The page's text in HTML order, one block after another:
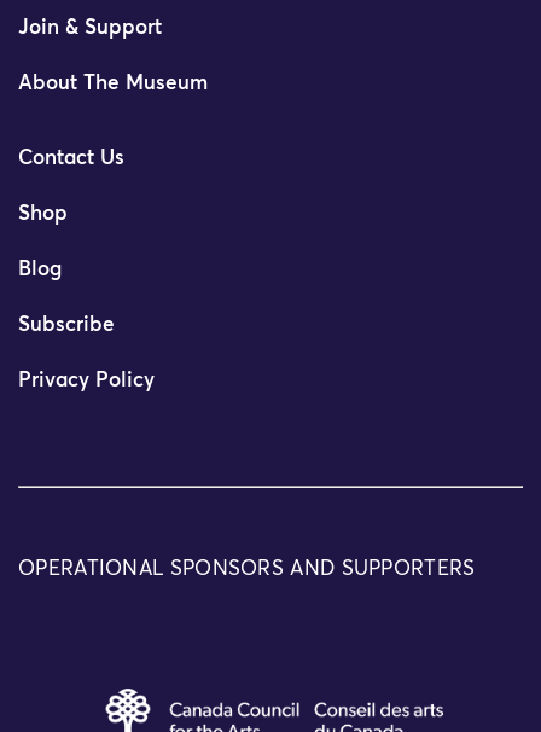
Join & Support
About The Museum
Contact Us
Shop
Blog
Subscribe
Privacy Policy
OPERATIONAL SPONSORS AND SUPPORTERS